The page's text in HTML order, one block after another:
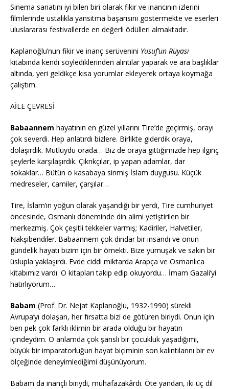
Sinema sanatını iyi bilen biri olarak fikir ve inancının izlerini
filmlerinde ustalıkla yansıtma başarısını göstermekte ve eserleri
uluslararası festivallerde en değerli ödülleri almaktadır.
Kaplanoğlu’nun fikir ve inanç serüvenini Yusuf’un Rüyası
kitabında kendi söylediklerinden alıntılar yaparak ve ara başlıklar
altında, yeri geldikçe kısa yorumlar ekleyerek ortaya koymağa
çalıştım.
AİLE ÇEVRESİ
Babaannem hayatının en güzel yıllarını Tire’de geçirmiş, orayı
çok severdi. Hep anlatırdı bizlere. Birlikte giderdik oraya,
dolaşırdık. Mutluydu orada… Biz de oraya gittiğimizde hep ilginç
şeylerle karşılaşırdık. Çıkrıkçılar, ip yapan adamlar, dar
sokaklar… Bütün o kasabaya sinmiş İslam duygusu. Küçük
medreseler, camiler, çarşılar…
Tire, İslam’ın yoğun olarak yaşandığı bir yerdi, Tire cumhuriyet
öncesinde, Osmanlı döneminde din alimi yetiştirilen bir
merkezmiş. Çok çeşitli tekkeler varmış; Kadiriler, Halvetiler,
Nakşibendiler. Babaannem çok dindar bir insandı ve onun
gündelik hayatı bizim için bir örnekti. Bize yumuşak ve sakin bir
üslupla yaklaşırdı. Evde ciddi miktarda Arapça ve Osmanlıca
kitabımız vardı. O kitapları takip edip okuyordu… İmam Gazali’yi
hatırlıyorum…
Babam (Prof. Dr. Nejat Kaplanoğlu, 1932-1990) sürekli
Avrupa’yı dolaşan, her fırsatta bizi de götüren biriydi. Onun için
ben pek çok farklı iklimin bir arada olduğu bir hayatın
içindeydim. O anlamda çok şanslı bir çocukluk yaşadığımı,
büyük bir imparatorluğun hayat biçiminin son kalıntılarını bir ev
ölçeğinde deneyimlediğimi düşünüyorum.
Babam da inançlı biriydi, muhafazakârdı. Öte yandan, iki üç dil